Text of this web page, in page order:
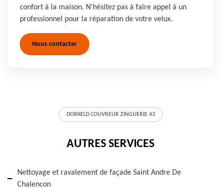
confort à la maison. N'hésitez pas à faire appel à un
professionnel pour la réparation de votre velux.
Nous contacter
DORKELD COUVREUR ZINGUERIE 43
AUTRES SERVICES
Nettoyage et ravalement de façade Saint Andre De
Chalencon